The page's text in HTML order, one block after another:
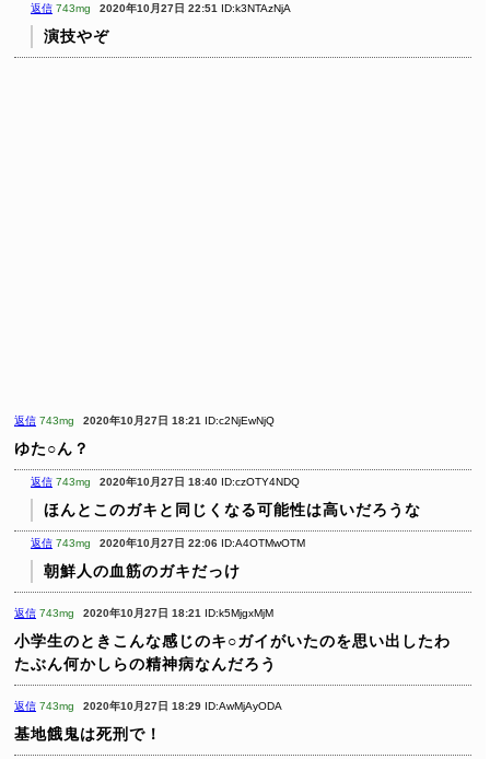
返信 743mg 2020年10月27日 22:51 ID:k3NTAzNjA
演技やぞ
返信 743mg 2020年10月27日 18:21 ID:c2NjEwNjQ
ゆた○ん？
返信 743mg 2020年10月27日 18:40 ID:czOTY4NDQ
ほんとこのガキと同じくなる可能性は高いだろうな
返信 743mg 2020年10月27日 22:06 ID:A4OTMwOTM
朝鮮人の血筋のガキだっけ
返信 743mg 2020年10月27日 18:21 ID:k5MjgxMjM
小学生のときこんな感じのキ○ガイがいたのを思い出したわ
たぶん何かしらの精神病なんだろう
返信 743mg 2020年10月27日 18:29 ID:AwMjAyODA
基地餓鬼は死刑で！